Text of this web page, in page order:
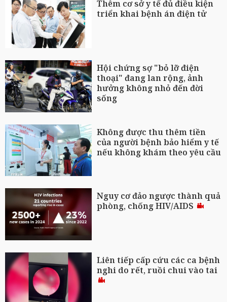
Thêm cơ sở y tế đủ điều kiện
triển khai bệnh án điện tử
Hội chứng sợ "bỏ lỡ điện
thoại" đang lan rộng, ảnh
hưởng không nhỏ đến đời
sống
Không được thu thêm tiền
của người bệnh bảo hiểm y tế
nếu không khám theo yêu cầu
Nguy cơ đảo ngược thành quả
phòng, chống HIV/AIDS
Liên tiếp cấp cứu các ca bệnh
nghi do rết, ruồi chui vào tai